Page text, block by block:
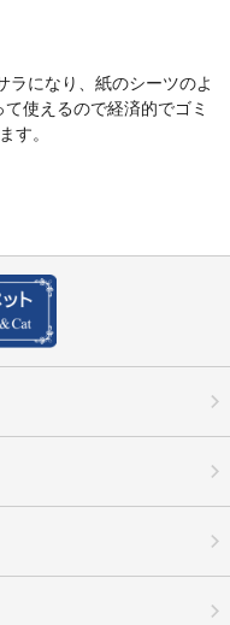
ラになり、紙のシーツのよ
使えるので経済的でゴミ
す。